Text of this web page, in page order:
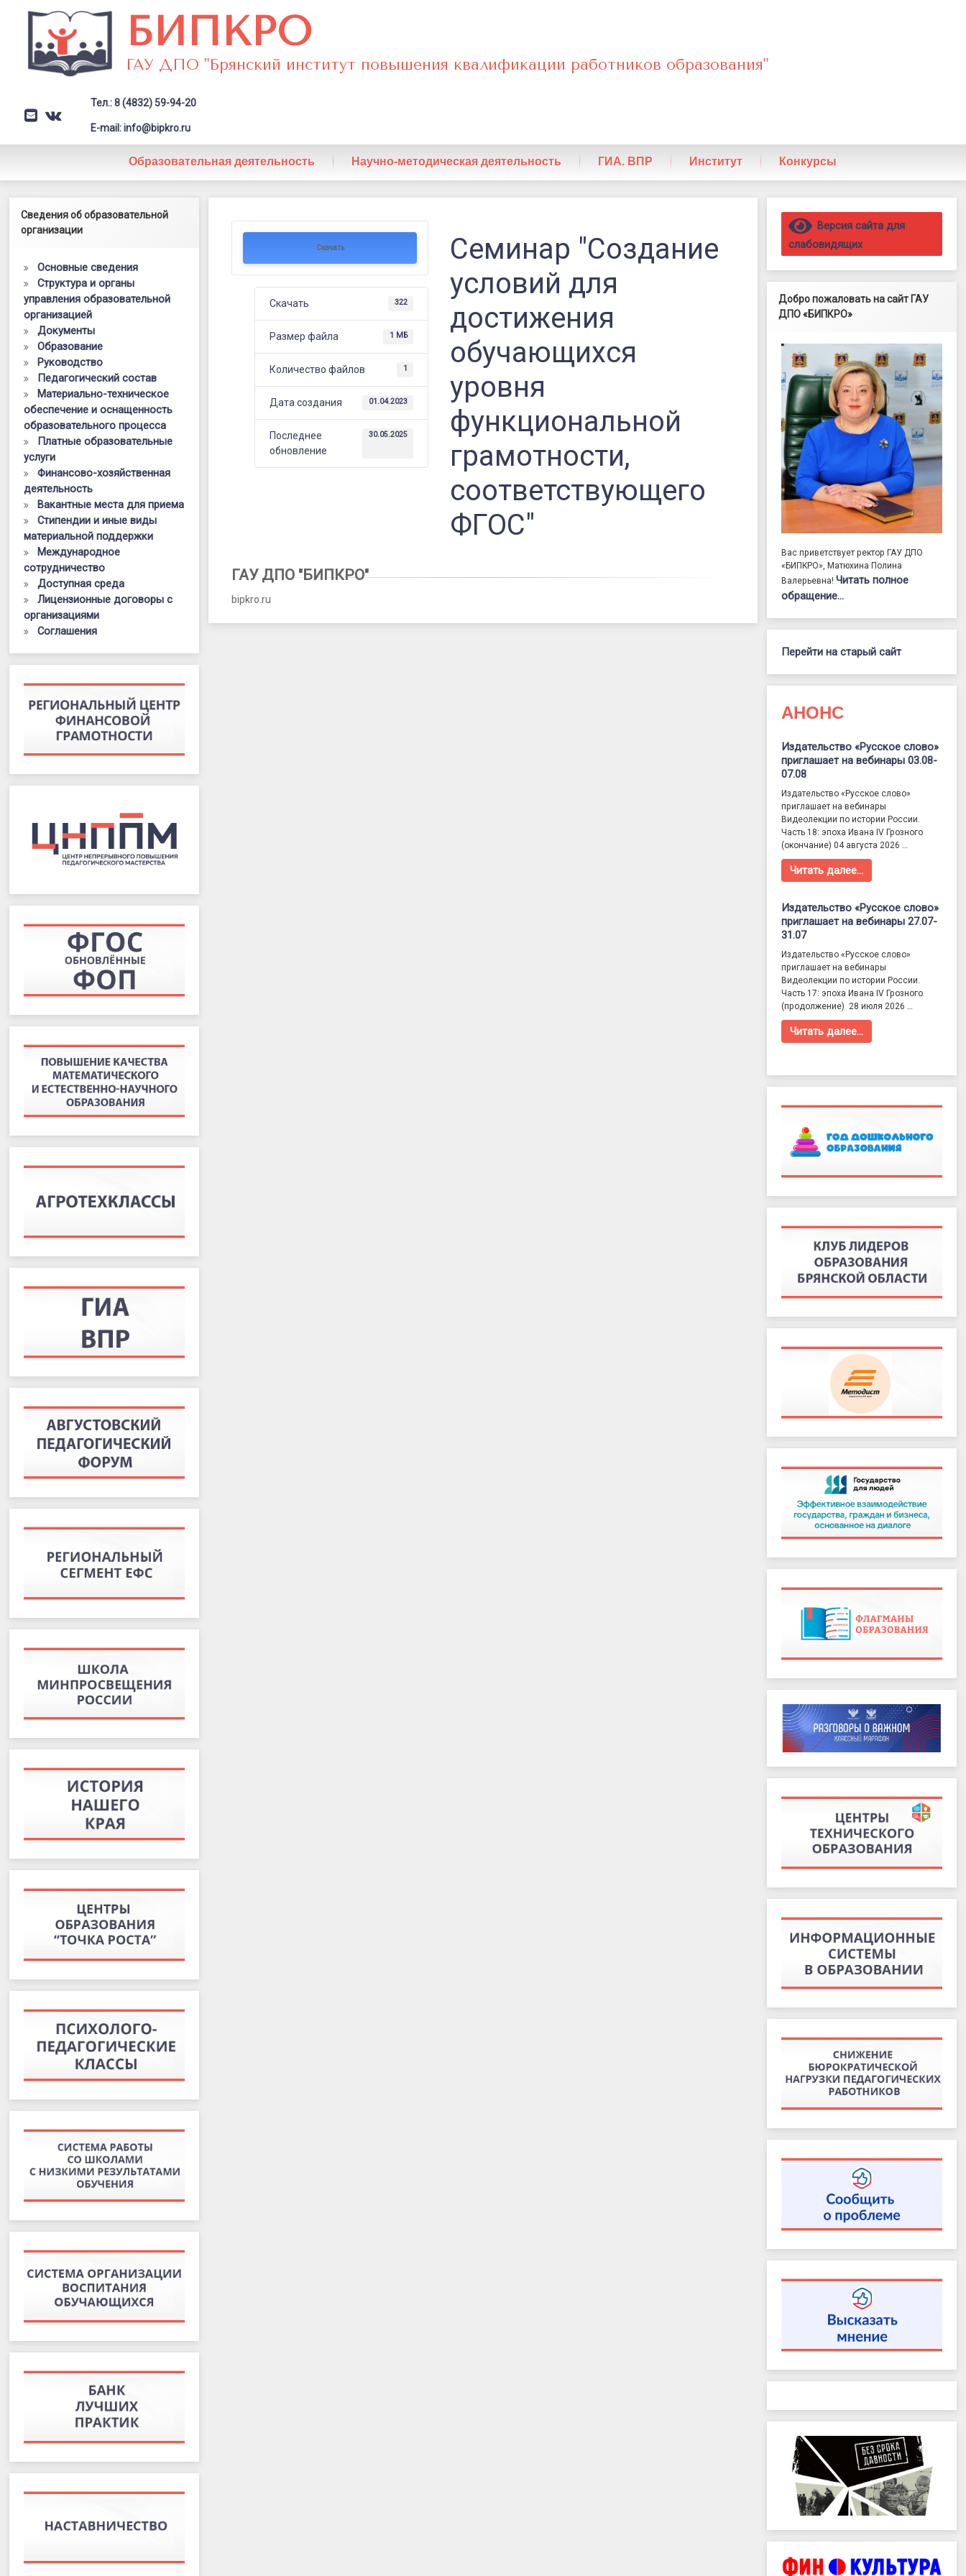
содержимому
БИПКРО
ГАУ ДПО "Брянский институт повышения квалификации работников образования"
E-mail
VK Заголовок сайта → второстепенный
Тел.: 8 (4832) 59-94-20
E-mail: info@bipkro.ru
Образовательная деятельность Научно-методическая деятельность ГИА. ВПР Институт Конкурсы
«Создание
условий
для
достижения
обучающихся
уровня
функциональной
грамотности,
соответствующего
ФГОС»
Скачать
Скачать 322
Размер файла 1 МБ
Количество файлов 1
Дата создания 01.04.2023
Последнее
обновление
30.05.2025
Семинар "Создание
условий для
достижения
обучающихся
уровня
функциональной
грамотности,
соответствующего
ФГОС"
ГАУ ДПО "БИПКРО"
bipkro.ru
Левый сайдбар
Сведения об образовательной
организации
Основные сведения
Структура и органы
управления образовательной
организацией
Документы
Образование
Руководство
Педагогический состав
Материально-техническое
обеспечение и оснащенность
образовательного процесса
Платные образовательные
услуги
Финансово-хозяйственная
деятельность
Вакантные места для приема
Стипендии и иные виды
материальной поддержки
Международное
сотрудничество
Доступная среда
Лицензионные договоры с
организациями
Соглашения
Правый сайдбар
Версия сайта для
слабовидящих
Добро пожаловать на сайт ГАУ
ДПО «БИПКРО»
Вас приветствует ректор ГАУ ДПО
«БИПКРО», Матюхина Полина
Валерьевна!Читать полное
обращение…
Перейти на старый сайт
АНОНС
Издательство «Русское слово»
приглашает на вебинары 03.08-
07.08
Издательство «Русское слово»
приглашает на вебинары
Видеолекции по истории России.
Часть 18: эпоха Ивана IV Грозного
(окончание) 04 августа 2026 …
Читать далее…
Издательство «Русское слово»
приглашает на вебинары 27.07-
31.07
Издательство «Русское слово»
приглашает на вебинары
Видеолекции по истории России.
Часть 17: эпоха Ивана IV Грозного
(продолжение) 28 июля 2026 …
Читать далее…